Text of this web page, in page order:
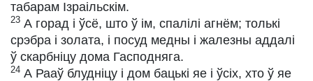
табарам Ізраільскім.
23 А горад і ўсё, што ў ім, спалілі агнём; толькі
срэбра і золата, і посуд медны і жалезны аддалі
ў скарбніцу дома Гасподняга.
24 А Рааў блудніцу і дом бацькі яе і ўсіх, хто ў яе